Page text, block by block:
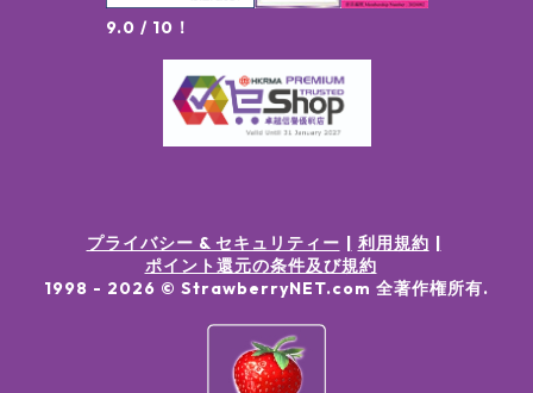
9.0 / 10！
プライバシー & セキュリティー
利用規約
ポイント還元の条件及び規約
1998 - 2026 © StrawberryNET.com 全著作権所有.